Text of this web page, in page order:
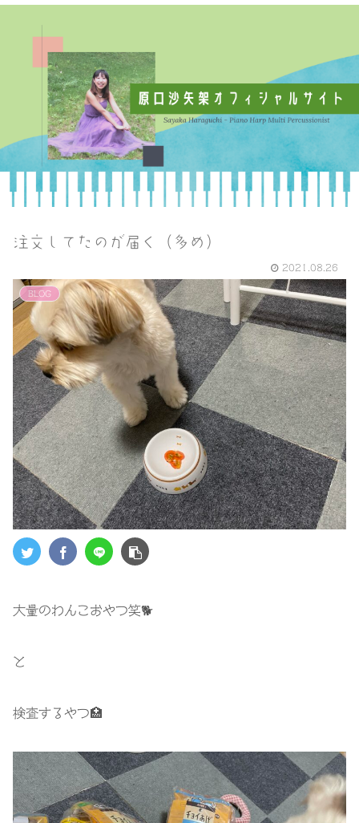
注文してたのが届く（多め）
2021.08.26
BLOG
大量のわんこおやつ笑🐕
と
検査するやつ🏥